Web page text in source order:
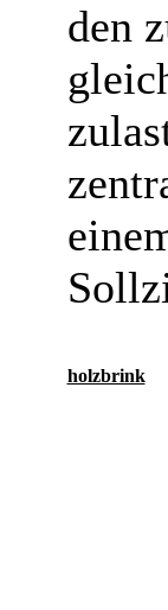
den
holzbrink